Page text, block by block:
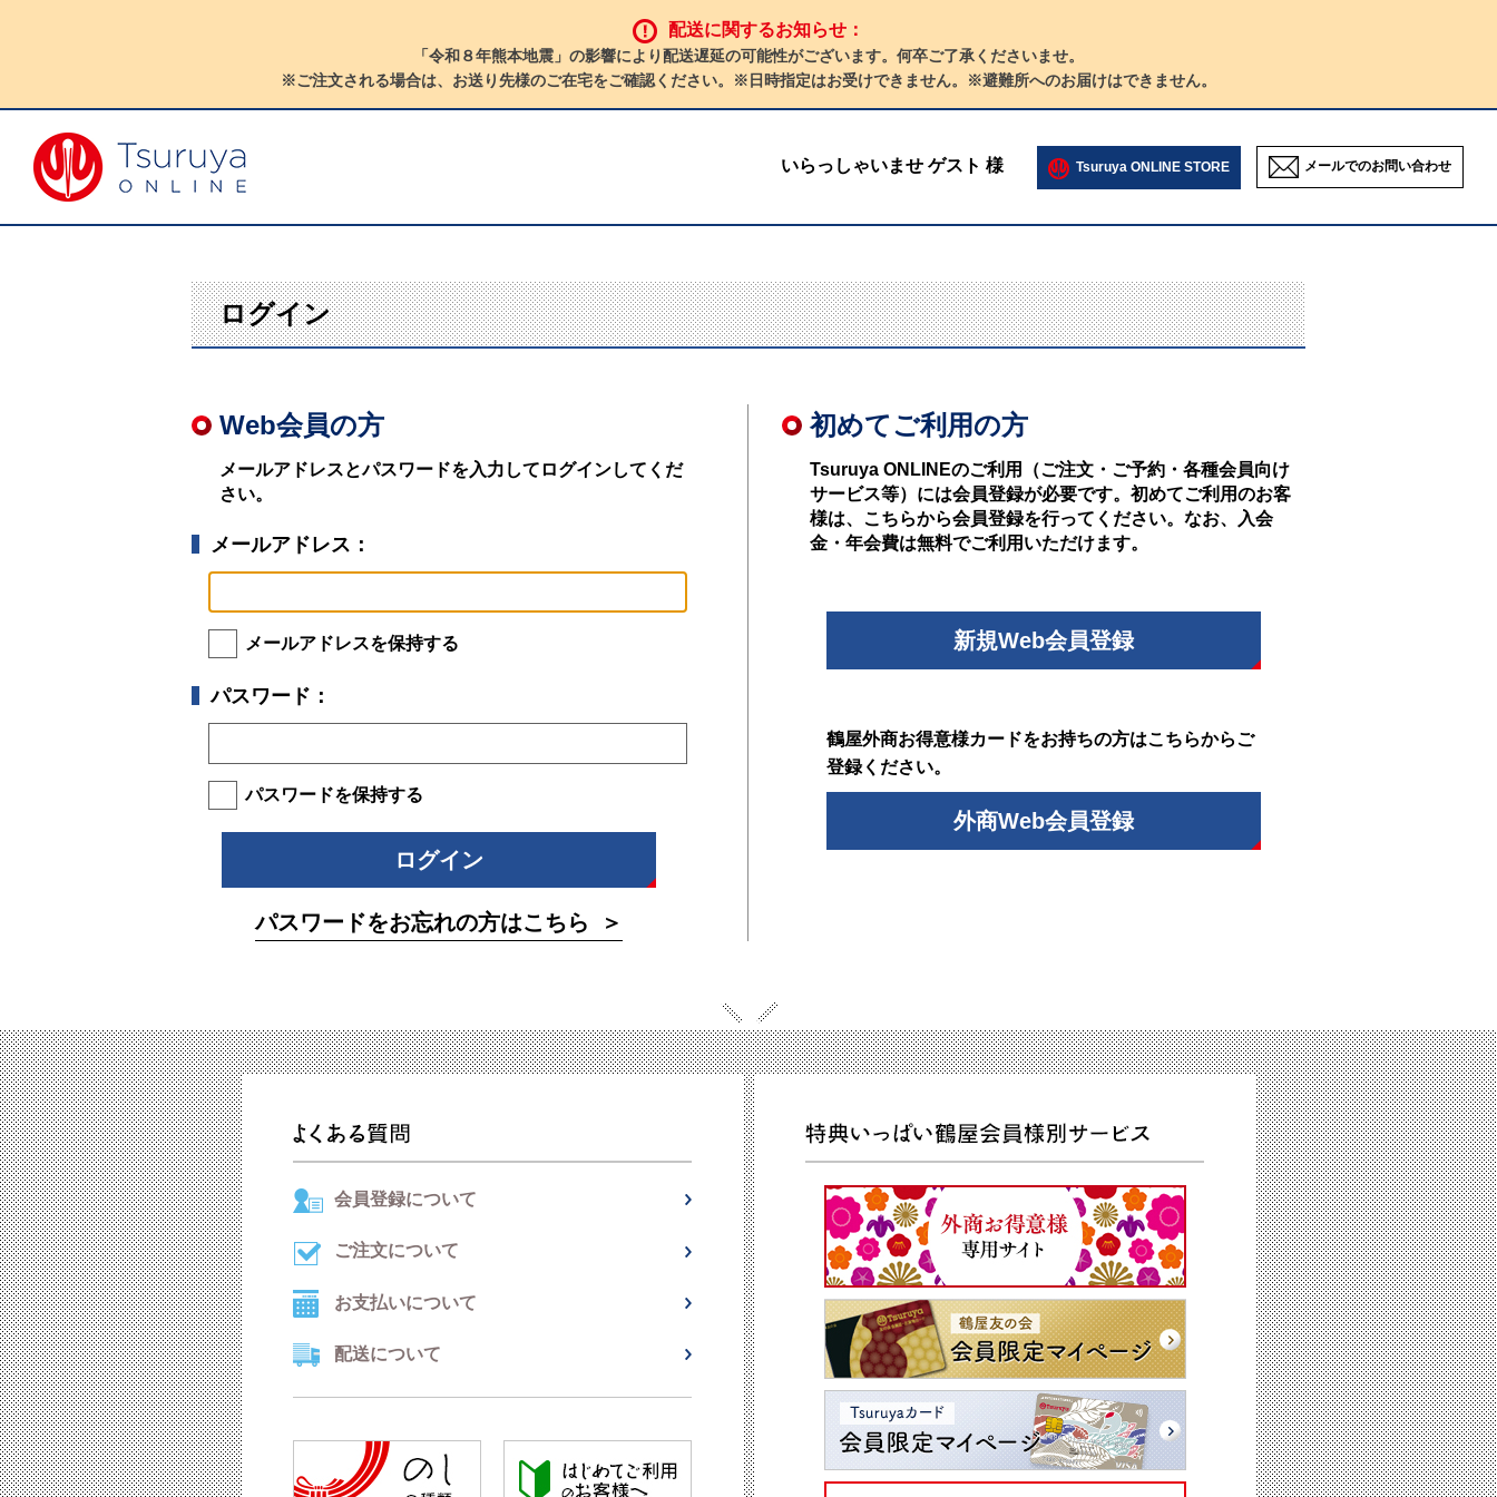
配送に関するお知らせ：
「令和８年熊本地震」の影響により配送遅延の可能性がございます。何卒ご了承くださいませ。
※ご注文される場合は、お送り先様のご在宅をご確認ください。※日時指定はお受けできません。※避難所へのお届けはできません。
いらっしゃいませ ゲスト 様 Tsuruya ONLINE STORE メールでのお問い合わせ
ログイン
Web会員の方
メールアドレスとパスワードを入力してログインしてくだ
さい。
メールアドレス：
メールアドレスを保持する
パスワード：
パスワードを保持する
パスワードをお忘れの方はこちら
初めてご利用の方
Tsuruya ONLINEのご利用（ご注文・ご予約・各種会員向け
サービス等）には会員登録が必要です。初めてご利用のお客
様は、こちらから会員登録を行ってください。なお、入会
金・年会費は無料でご利用いただけます。
新規Web会員登録
鶴屋外商お得意様カードをお持ちの方はこちらからご
登録ください。
外商Web会員登録
会員登録について
ご注文について
お支払いについて
配送について